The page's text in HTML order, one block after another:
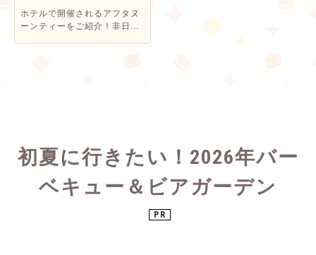
ホテルで開催されるアフタヌ
ーンティーをご紹介！非日常
初夏に行きたい！2026年バー
ベキュー＆ビアガーデン
PR